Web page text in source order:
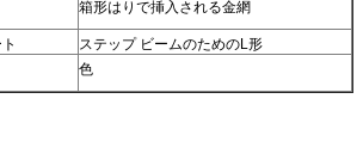
箱形はりで挿入される金網
ステップ ビームのためのL形
色